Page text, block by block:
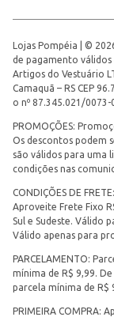
Lojas Pompéia | ©
de pagamento válidos
Artigos do Vestuário
Camaquã – RS CEP
o nº 87.345.021/0073-
PROMOÇÕES:
Os descontos podem
são válidos para uma
condições nas
CONDIÇÕES DE
Aproveite Frete Fixo
Sul e Sudeste. Válido
Válido apenas para
PARCELAMENTO:
mínima de R$ 9,99.
parcela mínima de R$
PRIMEIRA COMPRA: